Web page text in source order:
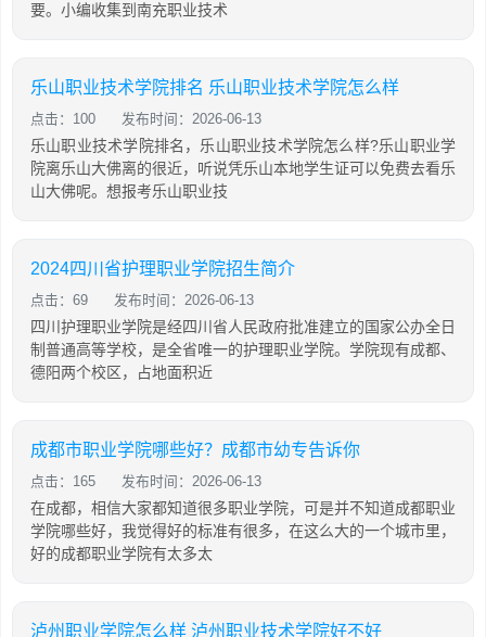
要。小编收集到南充职业技术
乐山职业技术学院排名 乐山职业技术学院怎么样
点击：100 发布时间：2026-06-13
乐山职业技术学院排名，乐山职业技术学院怎么样?乐山职业学
院离乐山大佛离的很近，听说凭乐山本地学生证可以免费去看乐
山大佛呢。想报考乐山职业技
2024四川省护理职业学院招生简介
点击：69 发布时间：2026-06-13
四川护理职业学院是经四川省人民政府批准建立的国家公办全日
制普通高等学校，是全省唯一的护理职业学院。学院现有成都、
德阳两个校区，占地面积近
成都市职业学院哪些好？成都市幼专告诉你
点击：165 发布时间：2026-06-13
在成都，相信大家都知道很多职业学院，可是并不知道成都职业
学院哪些好，我觉得好的标准有很多，在这么大的一个城市里，
好的成都职业学院有太多太
泸州职业学院怎么样 泸州职业技术学院好不好